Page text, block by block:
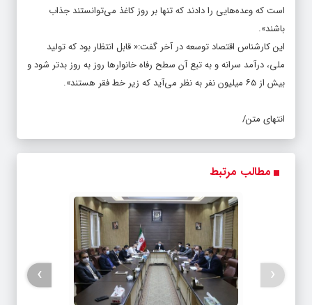
است که وعده‌هایی را دادند که تنها بر روز کاغذ می‌توانستند جذاب
باشند».
این کارشناس اقتصاد توسعه در آخر گفت:« قابل انتظار بود که تولید
ملی، درآمد سرانه و به تبع آن سطح رفاه خانوارها روز به روز بدتر شود و
بیش از ۶۵ میلیون نفر به نظر می‌آید که زیر خط فقر هستند».
انتهای متن/
مطالب مرتبط
‹
›